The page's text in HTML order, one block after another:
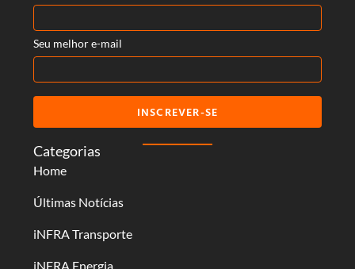
Categorias
Home
Últimas Notícias
iNFRA Transporte
iNFRA Energia
Seu melhor e-mail
INSCREVER-SE